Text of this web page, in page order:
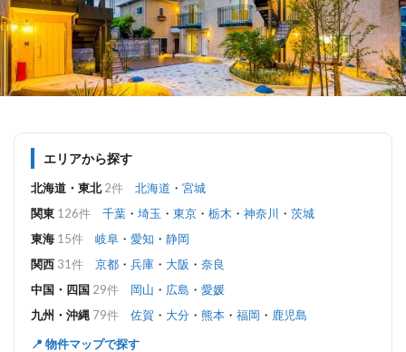
エリアから探す
北海道・東北 2件 北海道 ・ 宮城
関東 126件 千葉 ・ 埼玉 ・ 東京 ・ 栃木 ・ 神奈川 ・ 茨城
東海 15件 岐阜 ・ 愛知 ・ 静岡
関西 31件 京都 ・ 兵庫 ・ 大阪 ・ 奈良
中国・四国 29件 岡山 ・ 広島 ・ 愛媛
九州・沖縄 79件 佐賀 ・ 大分 ・ 熊本 ・ 福岡 ・ 鹿児島
📍 物件マップで探す